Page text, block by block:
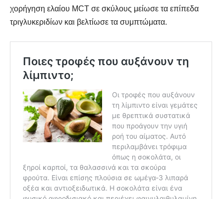
χορήγηση ελαίου MCT σε σκύλους μείωσε τα επίπεδα
τριγλυκεριδίων και βελτίωσε τα συμπτώματα.